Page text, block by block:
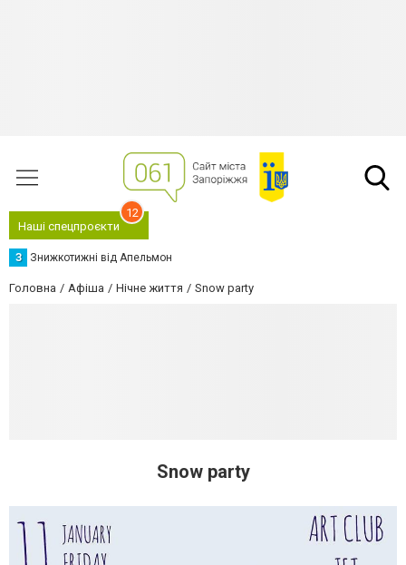
Наші спецпроєкти
12
З Знижкотижні від Апельмон
Головна Афіша Нічне життя Snow party
Snow party